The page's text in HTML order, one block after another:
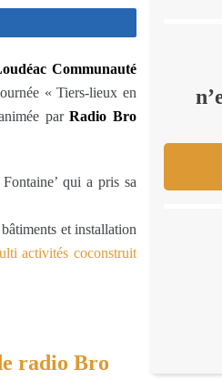
Communauté
« Tiers-lieux en
parRadio Bro
qui a pris sa
et installation
activités coconstruit
radio Bro